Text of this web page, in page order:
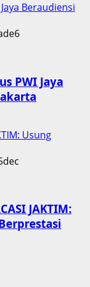
Beraudiensi
PWI Jaya
Usung
JAKTIM: